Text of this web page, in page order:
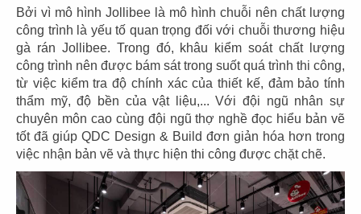
Bởi vì mô hình Jollibee là mô hình chuỗi nên chất lượng
công trình là yếu tố quan trọng đối với chuỗi thương hiệu
gà rán Jollibee. Trong đó, khâu kiểm soát chất lượng
công trình nên được bám sát trong suốt quá trình thi công,
từ việc kiểm tra độ chính xác của thiết kế, đảm bảo tính
thẩm mỹ, độ bền của vật liệu,... Với đội ngũ nhân sự
chuyên môn cao cùng đội ngũ thợ nghề đọc hiểu bản vẽ
tốt đã giúp QDC Design & Build đơn giản hóa hơn trong
việc nhận bản vẽ và thực hiện thi công được chặt chẽ.
125
LEGATO COFFEE
TP. Tân An
126
MAMA'S DIMSUM
TP. Tân An